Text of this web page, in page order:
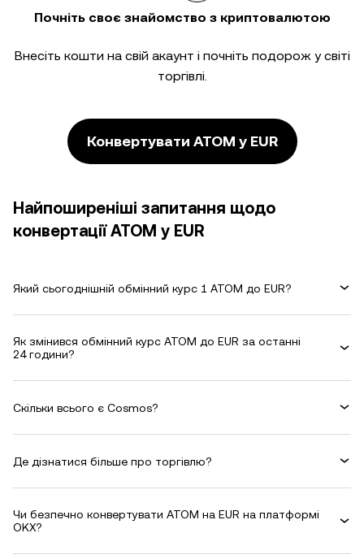
Почніть своє знайомство з криптовалютою
Внесіть кошти на свій акаунт і почніть подорож у світі
торгівлі.
Конвертувати ATOM у EUR
Найпоширеніші запитання щодо
конвертації ATOM у EUR
Який сьогоднішній обмінний курс 1 ATOM до EUR?
Як змінився обмінний курс ATOM до EUR за останні
24 години?
Скільки всього є Cosmos?
Де дізнатися більше про торгівлю?
Чи безпечно конвертувати ATOM на EUR на платформі
OKX?